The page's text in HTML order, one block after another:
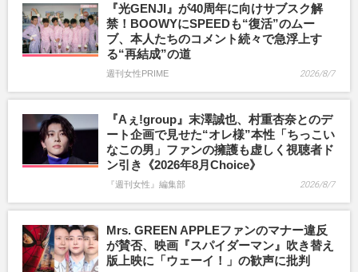
『光GENJI』が40周年に向けサブスク解
禁！BOOWYにSPEEDも“復活”のムー
ブ、本人たちのコメント続々で急浮上す
る“再結成”の道
週刊女性PRIME 2026/8/7
『Aぇ!group』末澤誠也、村重杏奈とのデ
ート企画で見せた“オレ様”本性「ちっこい
なこの男」ファンの擁護も虚しく視聴者ド
ン引き《2026年8月Choice》
『週刊女性』編集部 2026/8/7
Mrs. GREEN APPLEファンのマナー違反
が賛否、映画『スパイダーマン』吹き替え
版上映に「ウェーイ！」の歓声に批判